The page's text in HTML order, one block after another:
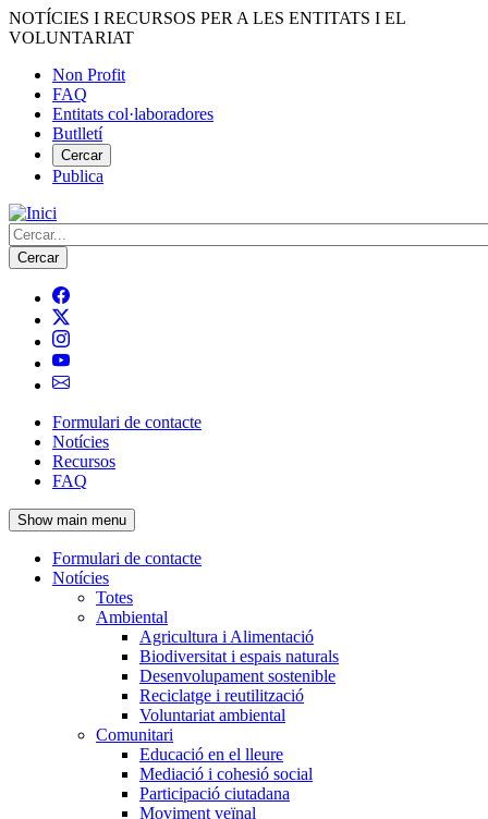
Vés
al
NOTÍCIES I RECURSOS PER A LES ENTITATS I EL
VOLUNTARIAT
Menú
del
compte
d'usuari
Non Profit
FAQ
Entitats col·laboradores
Butlletí
Cercar
Publica
Cerca
Navegació
principal
de
l'encapçalament
Formulari de contacte
Notícies
Recursos
FAQ
Show main menu
Navegació
principal
Formulari de contacte
Notícies
Totes
Ambiental
Agricultura i Alimentació
Biodiversitat i espais naturals
Desenvolupament sostenible
Reciclatge i reutilització
Voluntariat ambiental
Comunitari
Educació en el lleure
Mediació i cohesió social
Participació ciutadana
Moviment veïnal